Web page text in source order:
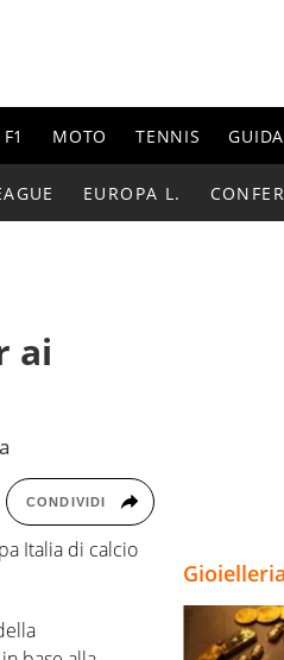
F1 MOTO TENNIS
EUROPA L.
ai
CONDIVIDI
Italia di calcio